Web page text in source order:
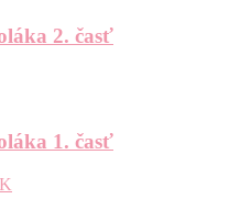
2. časť
1. časť